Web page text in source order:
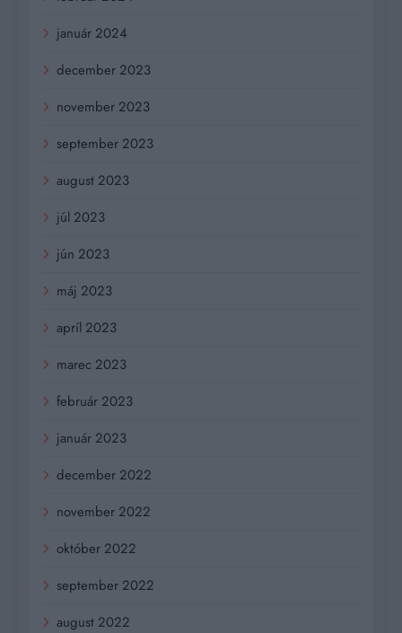
január 2024
december 2023
november 2023
september 2023
august 2023
júl 2023
jún 2023
máj 2023
apríl 2023
marec 2023
február 2023
január 2023
december 2022
november 2022
október 2022
september 2022
august 2022